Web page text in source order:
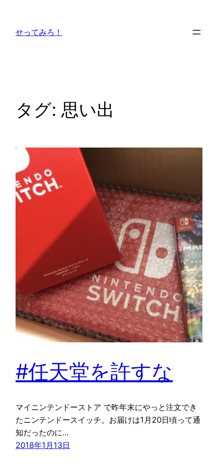
せってみろ！
タグ: 思い出
#任天堂を許すな
マイニンテンドーストア で昨年末にやっと注文でき
たニンテンドースイッチ。お届けは1月20日頃って通
知だったのに…
2018年1月13日